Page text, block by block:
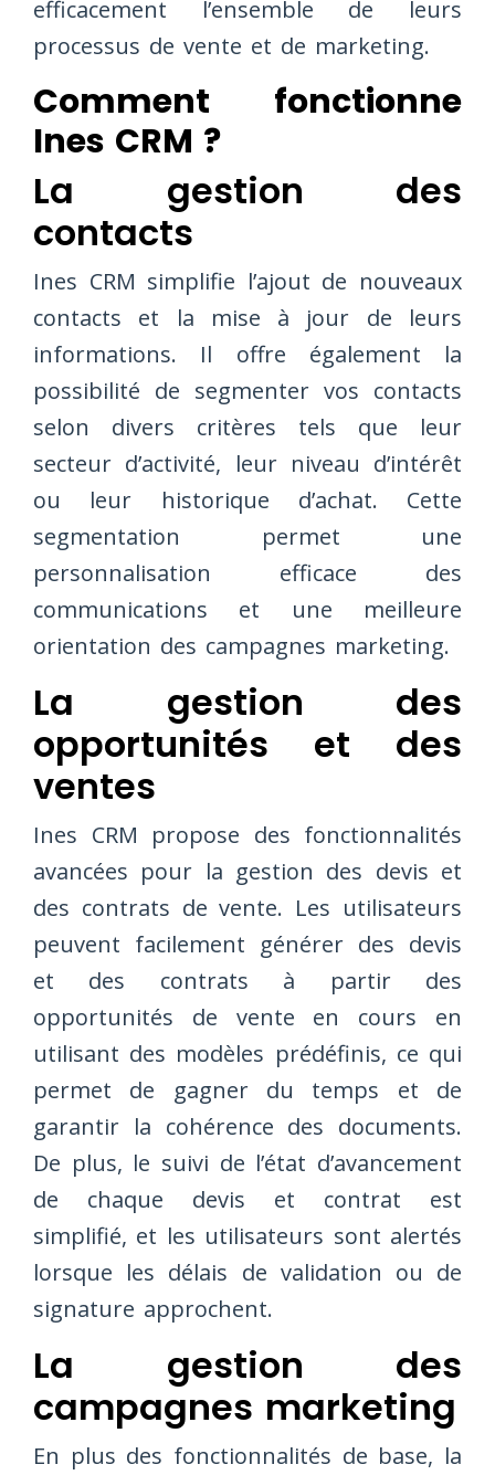
efficacement l’ensemble de leurs
processus de vente et de marketing.
Comment fonctionne
Ines CRM ?
La gestion des
contacts
Ines CRM simplifie l’ajout de nouveaux
contacts et la mise à jour de leurs
informations. Il offre également la
possibilité de segmenter vos contacts
selon divers critères tels que leur
secteur d’activité, leur niveau d’intérêt
ou leur historique d’achat. Cette
segmentation permet une
personnalisation efficace des
communications et une meilleure
orientation des campagnes marketing.
La gestion des
opportunités et des
ventes
Ines CRM propose des fonctionnalités
avancées pour la gestion des devis et
des contrats de vente. Les utilisateurs
peuvent facilement générer des devis
et des contrats à partir des
opportunités de vente en cours en
utilisant des modèles prédéfinis, ce qui
permet de gagner du temps et de
garantir la cohérence des documents.
De plus, le suivi de l’état d’avancement
de chaque devis et contrat est
simplifié, et les utilisateurs sont alertés
lorsque les délais de validation ou de
signature approchent.
La gestion des
campagnes marketing
En plus des fonctionnalités de base, la